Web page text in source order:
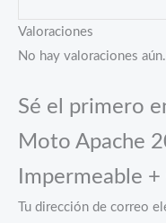
Valoraciones
No hay valoraciones aún.
Sé el primero
Moto Apache
Impermeable +
Tu dirección de correo